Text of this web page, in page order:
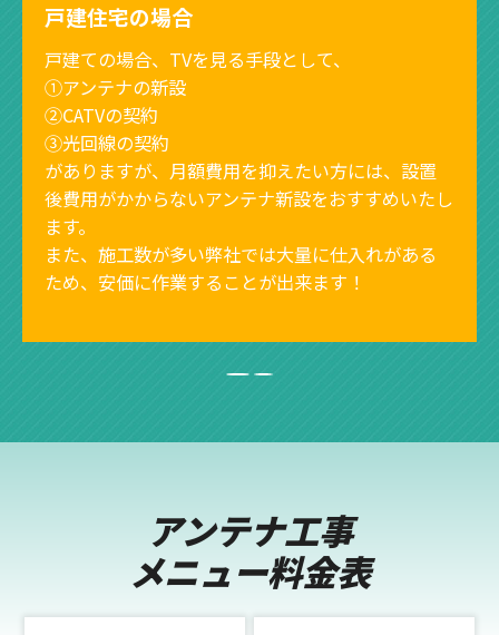
戸建住宅の場合
戸建ての場合、TVを見る手段として、
①アンテナの新設
②CATVの契約
③光回線の契約
がありますが、月額費用を抑えたい方には、設置
後費用がかからないアンテナ新設をおすすめいたし
ます。
また、施工数が多い弊社では大量に仕入れがある
ため、安価に作業することが出来ます！
アンテナ工事
メニュー料金表